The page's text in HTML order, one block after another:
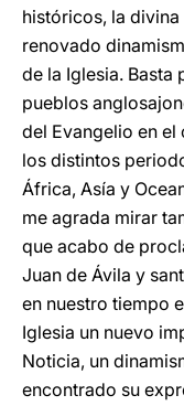
históricos, la
renovado
de la Iglesia. Basta
pueblos
del Evangelio en el
los distintos
África, Asía y
me agrada mirar
que acabo de
Juan de Ávila y
en nuestro tiempo
Iglesia un nuevo
Noticia, un
encontrado su